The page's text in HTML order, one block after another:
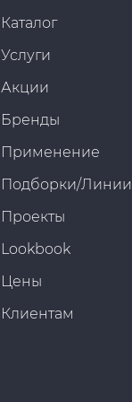
Каталог
Услуги
Акции
Бренды
Применение
Подборки/Линии
Проекты
Lookbook
Цены
Клиентам